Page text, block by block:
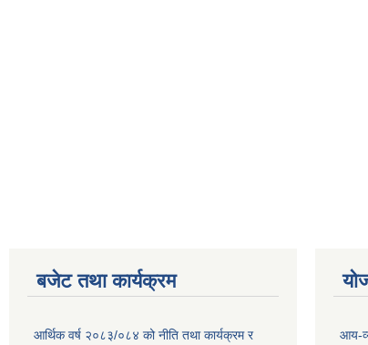
बजेट तथा कार्यक्रम
आर्थिक वर्ष २०८३/०८४ को नीति तथा कार्यक्रम र
आय-